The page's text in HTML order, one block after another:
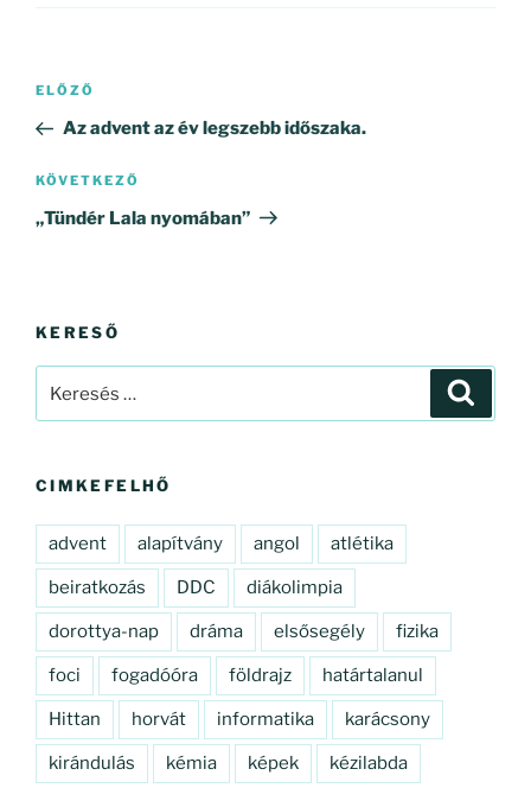
Bejegyzés
Korábbi
bejegyzés
ELŐZŐ
Az advent az év legszebb időszaka.
Következő
bejegyzés
KÖVETKEZŐ
„Tündér Lala nyomában”
KERESŐ
CIMKEFELHŐ
advent alapítvány angol atlétika
beiratkozás DDC diákolimpia
dorottya-nap dráma elsősegély fizika
foci fogadóóra földrajz határtalanul
Hittan horvát informatika karácsony
kirándulás kémia képek kézilabda